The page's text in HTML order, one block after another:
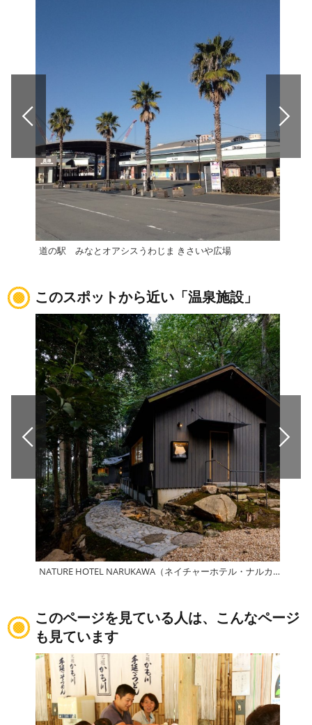
道の駅 みなとオアシスうわじま きさいや広場
このスポットから近い「温泉施設」
NATURE HOTEL NARUKAWA（ネイチャーホテル・ナルカワ）
このページを見ている人は、こんなページ
も見ています